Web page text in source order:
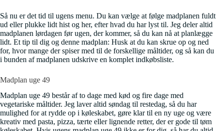
Så nu er det tid til ugens menu. Du kan vælge at følge madplanen fuldt
ud eller plukke lidt hist og her, efter hvad du har lyst til. Jeg deler altid
madplanen lørdagen før ugen, der kommer, så du kan nå at planlægge
lidt. Et tip til dig og denne madplan: Husk at du kan skrue op og ned
for, hvor mange der spiser med til de forskellige måltider, og så kan du
i bunden af madplanen udskrive en komplet indkøbsliste.
Madplan uge 49
Madplan uge 49 består af to dage med kød og fire dage med
vegetariske måltider. Jeg laver altid søndag til restedag, så du har
mulighed for at rydde op i køleskabet, gøre klar til en ny uge og være
kreativ med pasta, pizza, tærte eller lignende retter, der er gode til tøm